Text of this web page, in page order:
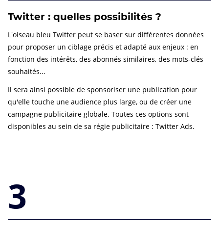
Twitter : quelles possibilités ?
L'oiseau bleu Twitter peut se baser sur différentes données
pour proposer un ciblage précis et adapté aux enjeux : en
fonction des intérêts, des abonnés similaires, des mots-clés
souhaités...
Il sera ainsi possible de sponsoriser une publication pour
qu'elle touche une audience plus large, ou de créer une
campagne publicitaire globale. Toutes ces options sont
disponibles au sein de sa régie publicitaire : Twitter Ads.
3